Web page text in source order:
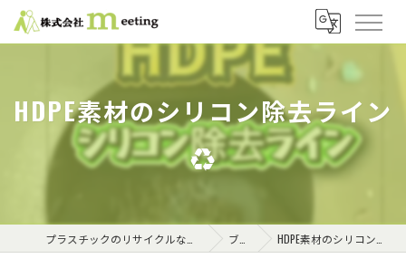
HDPE素材のシリコン除去ライン
♻️
ブログ HDPE素材のシリコン除去ライン♻️